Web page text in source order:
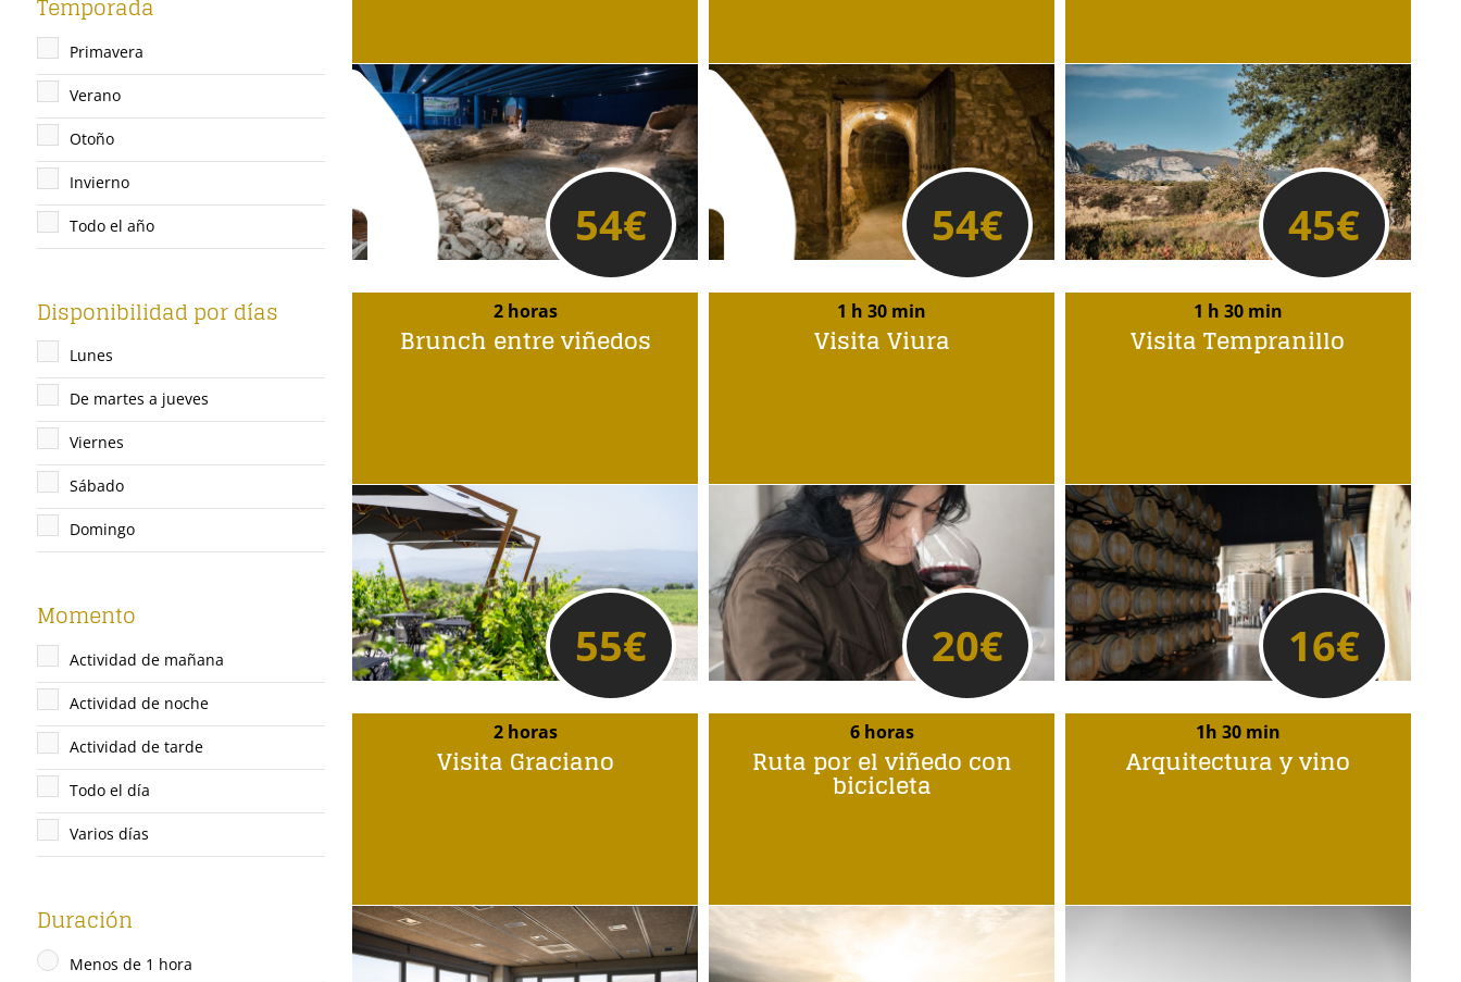
Temporada
Primavera
Verano
Otoño
Invierno
Todo el año
Disponibilidad por días
Lunes
De martes a jueves
Viernes
Sábado
Domingo
Momento
Actividad de mañana
Actividad de noche
Actividad de tarde
Todo el día
Varios días
Duración
Menos de 1 hora
1 h 30 min
Visita Viura
20€
1 h 30 min
Visita Tempranillo
16€
2 horas
Visita Graciano
6 horas
Ruta por el viñedo con
bicicleta
1h 30 min
Arquitectura y vino
54€ 54€ 45€
2 horas
Brunch entre viñedos
55€